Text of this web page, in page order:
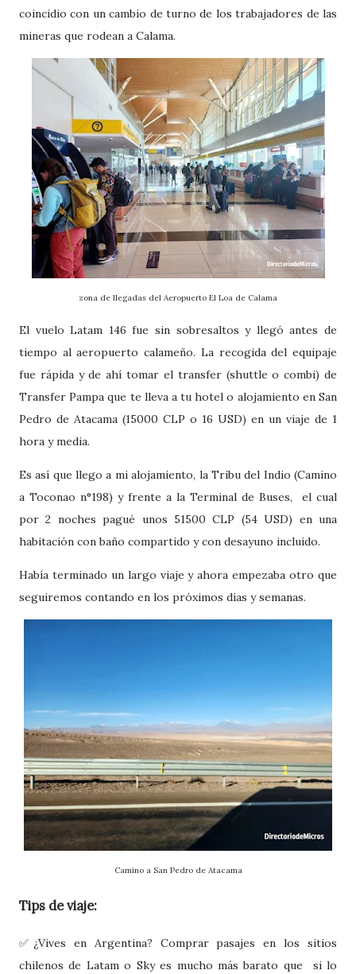
coincidio con un cambio de turno de los trabajadores de las
mineras que rodean a Calama.
zona de llegadas del Aeropuerto El Loa de Calama
El vuelo Latam 146 fue sin sobresaltos y llegó antes de
tiempo al aeropuerto calameño. La recogida del equipaje
fue rápida y de ahí tomar el transfer (shuttle o combi) de
Transfer Pampa que te lleva a tu hotel o alojamiento en San
Pedro de Atacama (15000 CLP o 16 USD) en un viaje de 1
hora y media.
Es así que llego a mi alojamiento, la Tribu del Indio (Camino
a Toconao n°198) y frente a la Terminal de Buses, el cual
por 2 noches pagué unos 51500 CLP (54 USD) en una
habitación con baño compartido y con desayuno incluido.
Había terminado un largo viaje y ahora empezaba otro que
seguiremos contando en los próximos días y semanas.
Camino a San Pedro de Atacama
Tips de viaje:
✅¿Vives en Argentina? Comprar pasajes en los sitios
chilenos de Latam o Sky es mucho más barato que si lo